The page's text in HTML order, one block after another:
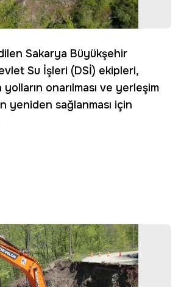
Sakarya Büyükşehir
Su İşleri (DSİ) ekipleri,
yolların onarılması ve yerleşim
yeniden sağlanması için